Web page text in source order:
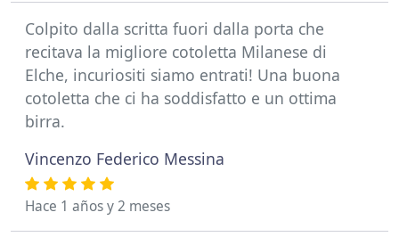
Colpito dalla scritta fuori dalla porta che
recitava la migliore cotoletta Milanese di
Elche, incuriositi siamo entrati! Una buona
cotoletta che ci ha soddisfatto e un ottima
birra.
Vincenzo Federico Messina
Hace 1 años y 2 meses